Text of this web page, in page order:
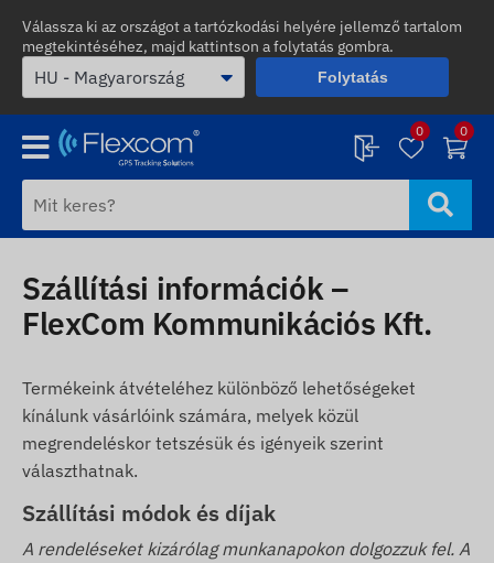
Válassza ki az országot a tartózkodási helyére jellemző tartalom
megtekintéséhez, majd kattintson a folytatás gombra.
Folytatás
0 0
Szállítási információk –
FlexCom Kommunikációs Kft.
Termékeink átvételéhez különböző lehetőségeket
kínálunk vásárlóink számára, melyek közül
megrendeléskor tetszésük és igényeik szerint
választhatnak.
Szállítási módok és díjak
A rendeléseket kizárólag munkanapokon dolgozzuk fel. A